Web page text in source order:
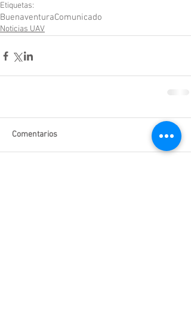
Etiquetas:
BuenaventuraComunicado
Noticias UAV
Comentarios